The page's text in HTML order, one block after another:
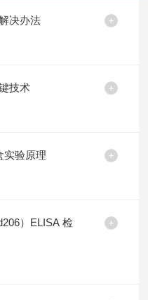
决办法
技术
实验原理
）ELISA 检